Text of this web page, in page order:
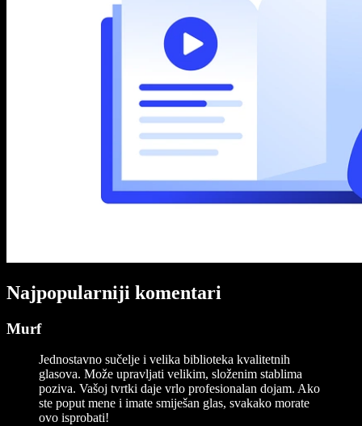
Najpopularniji komentari
Murf
Jednostavno sučelje i velika biblioteka kvalitetnih
glasova. Može upravljati velikim, složenim stablima
poziva. Vašoj tvrtki daje vrlo profesionalan dojam. Ako
ste poput mene i imate smiješan glas, svakako morate
ovo isprobati!